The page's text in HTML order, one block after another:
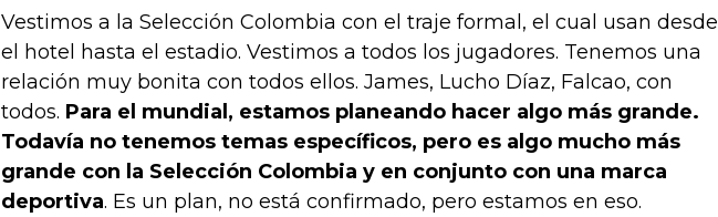
Vestimos a la Selección Colombia con el traje formal, el cual usan desde
el hotel hasta el estadio. Vestimos a todos los jugadores. Tenemos una
relación muy bonita con todos ellos. James, Lucho Díaz, Falcao, con
todos. Para el mundial, estamos planeando hacer algo más grande.
Todavía no tenemos temas específicos, pero es algo mucho más
grande con la Selección Colombia y en conjunto con una marca
deportiva. Es un plan, no está confirmado, pero estamos en eso.